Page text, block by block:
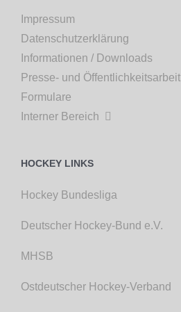
Impressum
Datenschutzerklärung
Informationen / Downloads
Presse- und Öffentlichkeitsarbeit
Formulare
Interner Bereich

HOCKEY LINKS
Hockey Bundesliga
Deutscher Hockey-Bund e.V.
MHSB
Ostdeutscher Hockey-Verband